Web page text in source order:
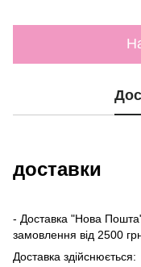
доставки
- Доставка "Нова
замовлення від 2500
Доставка здійснюється: